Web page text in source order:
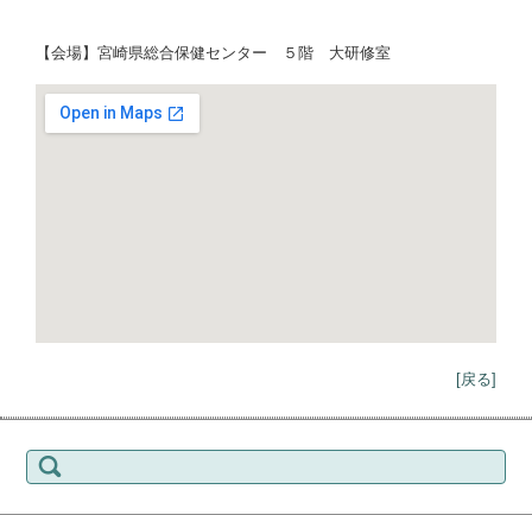
【会場】宮崎県総合保健センター ５階 大研修室
[戻る]
検索: